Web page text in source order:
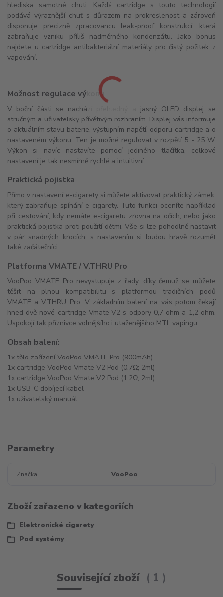
hlediska samotné chuti. Každá cartridge s touto technologií
podává výraznější chuť s důrazem na prokreslenost a zároveň
disponuje precizně zpracovanou leak-proof konstrukcí, která
zabraňuje vzniku příliš nadměrného kondenzátu. Jako bonus
najdete u cartridge antibakteriální materiály pro čistý požitek z
vapování.
Možnost regulace výkonu
V boční části se nachází přehledný a jasný OLED displej se
stručným a uživatelsky přívětivým rozhraním. Displej vás informuje
o aktuálním stavu baterie, výstupním napětí, odporu cartridge a o
nastaveném výkonu. Ten je možné regulovat v rozpětí 5 - 25 W.
Výkon si navíc nastavíte pomocí jediného tlačítka, celkové
nastavení je tak nesmírně rychlé a intuitivní.
Praktická pojistka
Přímo v nastavení e-cigarety si můžete aktivovat praktický zámek,
který zabraňuje spínání e-cigarety. Tuto funkci oceníte například
při cestování, kdy nemáte e-cigaretu zrovna na očích, nebo jako
praktická pojistka proti použití dětmi. Vše si lze pohodlně nastavit
v pár snadných krocích, s nastavením si budou hravě rozumět
také začátečníci.
Platforma VMATE / V.THRU Pro
VooPoo VMATE Pro nevystupuje z řady, díky čemuž se můžete
těšit na plnou kompatibilitu s platformou tradičních podů
VMATE a V.THRU Pro. V základním balení na vás potom čekají
hned dvě nové cartridge Vmate V2 s odpory 0,7 ohm a 1,2 ohm.
Uspokojí tak příznivce volnějšího i utaženějšího MTL vapingu.
Obsah balení:
1x tělo zařízení VooPoo VMATE Pro (900mAh)
1x cartridge VooPoo Vmate V2 Pod (0.7Ω; 2ml)
1x cartridge VooPoo Vmate V2 Pod (1.2Ω; 2ml)
1x USB-C dobíjecí kabel
1x uživatelský manuál
Parametry
Značka VooPoo
Zboží zařazeno v kategoriích
Elektronické cigarety
Pod systémy
Související zboží 1